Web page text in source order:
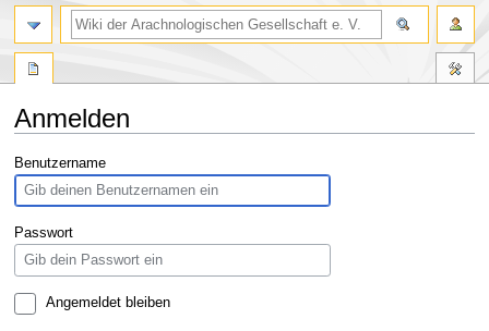
Anmelden
Zur
Navigation
springen
Zur
Suche
springen
Benutzername
Passwort
Angemeldet bleiben